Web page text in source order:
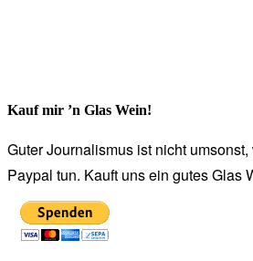
Kauf mir ’n Glas Wein!
Guter Journalismus ist nicht
Paypal tun. Kauft uns ein gutes Glas